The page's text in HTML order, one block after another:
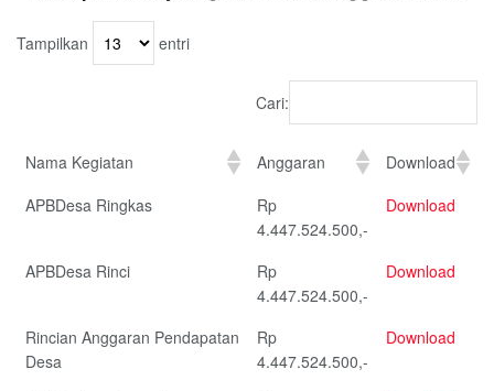
Tampilkan entri
Cari:
Nama Kegiatan Anggaran
Download
APBDesa Ringkas
Rp
4.447.524.500,-
Download
APBDesa Rinci
Rp
4.447.524.500,-
Download
Rincian Anggaran Pendapatan
Desa
Rp
4.447.524.500,-
Download